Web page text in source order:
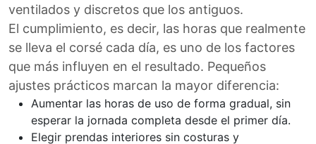
ventilados y discretos que los antiguos.
El cumplimiento, es decir, las horas que realmente
se lleva el corsé cada día, es uno de los factores
que más influyen en el resultado. Pequeños
ajustes prácticos marcan la mayor diferencia:
Aumentar las horas de uso de forma gradual, sin
esperar la jornada completa desde el primer día.
Elegir prendas interiores sin costuras y